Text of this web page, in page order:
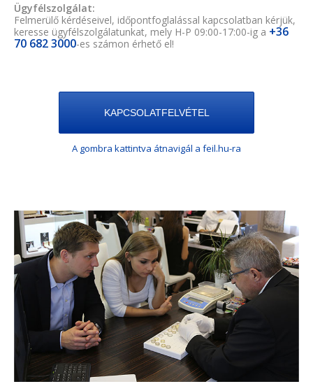
Ügyfélszolgálat:
Felmerülő kérdéseivel, időpontfoglalással kapcsolatban kérjük,
keresse ügyfélszolgálatunkat, mely H-P 09:00-17:00-ig a +36
70 682 3000-es számon érhető el!
KAPCSOLATFELVÉTEL
A gombra kattintva átnavigál a feil.hu-ra